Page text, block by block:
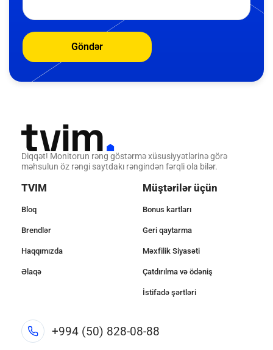
Göndər
Diqqət! Monitorun rəng göstərmə xüsusiyyətlərinə görə
məhsulun öz rəngi saytdakı rəngindən fərqli ola bilər.
TVIM
Bloq
Brendlər
Haqqımızda
Əlaqə
Müştərilər üçün
Bonus kartları
Geri qaytarma
Məxfilik Siyasəti
Çatdırılma və ödəniş
İstifadə şərtləri
+994 (50) 828-08-88